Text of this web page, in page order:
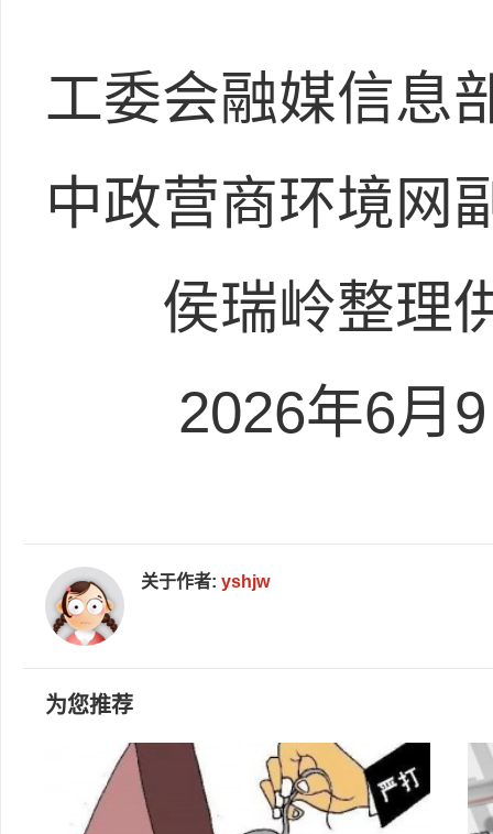
工委会融媒信息
中政营商环境网
侯瑞岭整
2026年6
关于作者: yshjw
为您推荐